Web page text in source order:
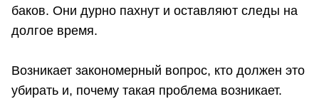
баков. Они дурно пахнут и оставляют следы на
долгое время.
Возникает закономерный вопрос, кто должен это
убирать и, почему такая проблема возникает.